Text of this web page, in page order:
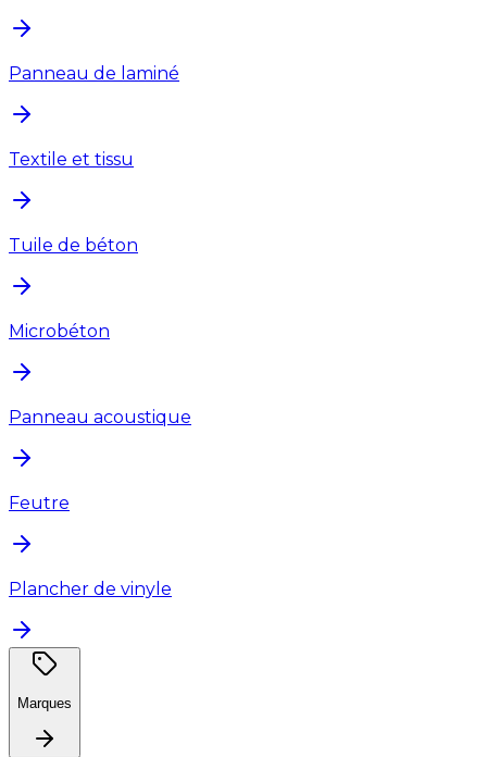
Panneau de laminé
Textile et tissu
Tuile de béton
Microbéton
Panneau acoustique
Feutre
Plancher de vinyle
Marques